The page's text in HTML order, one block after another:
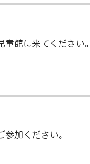
館に来てください。
加ください。